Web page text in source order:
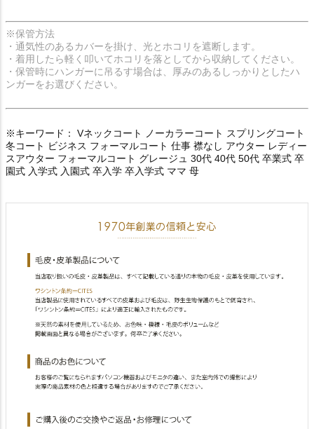
※保管方法
・通気性のあるカバーを掛け、光とホコリを遮断します。
・着用したら軽く叩いてホコリを落としてから収納してください。
・保管時にハンガーに吊るす場合は、厚みのあるしっかりとしたハ
ンガーをお選びください。
※キーワード： Vネックコート ノーカラーコート スプリングコート
冬コート ビジネス フォーマルコート 仕事 襟なし アウター レディー
スアウター フォーマルコート グレージュ 30代 40代 50代 卒業式 卒
園式 入学式 入園式 卒入学 卒入学式 ママ 母